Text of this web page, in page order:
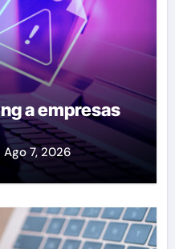
a empresas
Ago 7, 2026